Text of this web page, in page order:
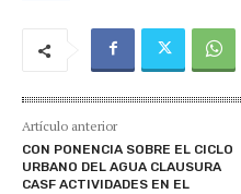
Artículo anterior
CON PONENCIA SOBRE EL CICLO
URBANO DEL AGUA CLAUSURA
CASF ACTIVIDADES EN EL